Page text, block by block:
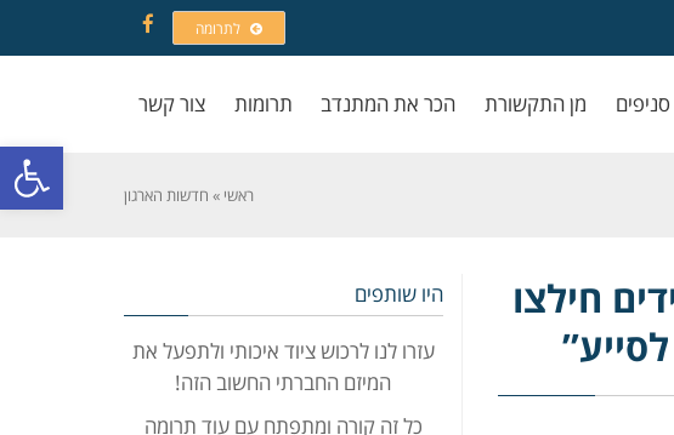
פתח
לתרומה
Facebook
סניפים מן התקשורת הכר את המתנדב תרומות צור קשר
ראשי » חדשות הארגון
חילצו
היו שותפים
עזרו לנו לרכוש ציוד איכותי ולתפעל את
המיזם החברתי החשוב הזה!
כל זה קורה ומתפתח עם עוד תרומה